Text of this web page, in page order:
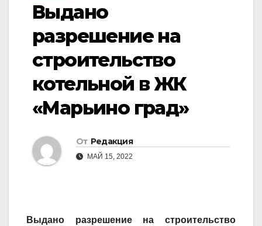
Выдано
разрешение на
строительство
котельной в ЖК
«Марьино град»
От Редакция
МАЙ 15, 2022
Выдано разрешение на строительство